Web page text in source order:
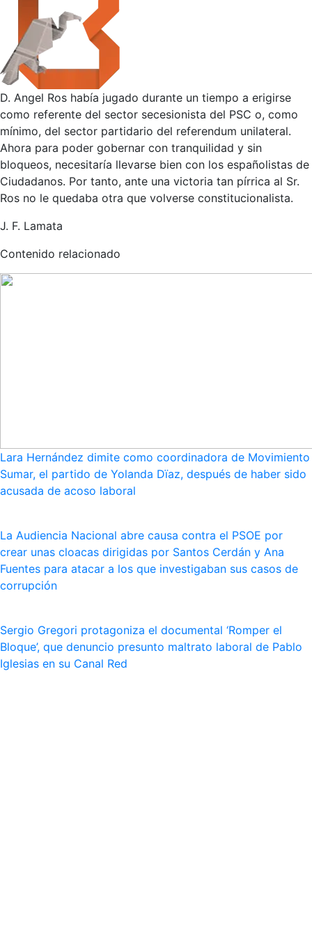
D. Angel Ros había jugado durante un tiempo a erigirse
como referente del sector secesionista del PSC o, como
mínimo, del sector partidario del referendum unilateral.
Ahora para poder gobernar con tranquilidad y sin
bloqueos, necesitaría llevarse bien con los españolistas de
Ciudadanos. Por tanto, ante una victoria tan pírrica al Sr.
Ros no le quedaba otra que volverse constitucionalista.
J. F. Lamata
Contenido relacionado
Lara Hernández dimite como coordinadora de Movimiento
Sumar, el partido de Yolanda Dïaz, después de haber sido
acusada de acoso laboral
La Audiencia Nacional abre causa contra el PSOE por
crear unas cloacas dirigidas por Santos Cerdán y Ana
Fuentes para atacar a los que investigaban sus casos de
corrupción
Sergio Gregori protagoniza el documental ‘Romper el
Bloque’, que denuncio presunto maltrato laboral de Pablo
Iglesias en su Canal Red